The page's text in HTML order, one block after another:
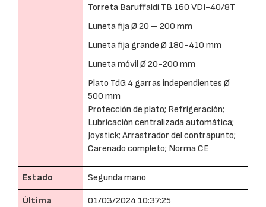
Torreta Baruffaldi TB 160 VDI-40/8T
Luneta fija Ø 20 – 200 mm
Luneta fija grande Ø 180-410 mm
Luneta móvil Ø 20-200 mm
Plato TdG 4 garras independientes Ø
500 mm
Protección de plato; Refrigeración;
Lubricación centralizada automática;
Joystick; Arrastrador del contrapunto;
Carenado completo; Norma CE
Estado Segunda mano
Última
01/03/2024 10:37:25